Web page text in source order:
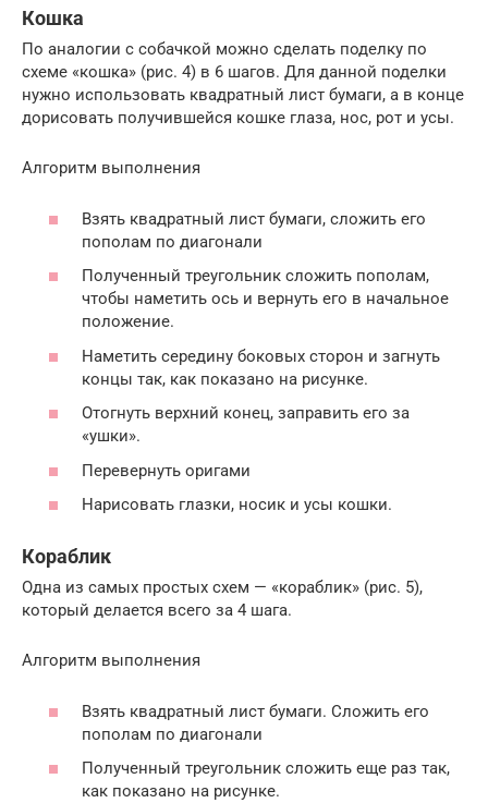
Кошка
По аналогии с собачкой можно сделать поделку по
схеме «кошка» (рис. 4) в 6 шагов. Для данной поделки
нужно использовать квадратный лист бумаги, а в конце
дорисовать получившейся кошке глаза, нос, рот и усы.
Алгоритм выполнения
Взять квадратный лист бумаги, сложить его
пополам по диагонали
Полученный треугольник сложить пополам,
чтобы наметить ось и вернуть его в начальное
положение.
Наметить середину боковых сторон и загнуть
концы так, как показано на рисунке.
Отогнуть верхний конец, заправить его за
«ушки».
Перевернуть оригами
Нарисовать глазки, носик и усы кошки.
Кораблик
Одна из самых простых схем — «кораблик» (рис. 5),
который делается всего за 4 шага.
Алгоритм выполнения
Взять квадратный лист бумаги. Сложить его
пополам по диагонали
Полученный треугольник сложить еще раз так,
как показано на рисунке.